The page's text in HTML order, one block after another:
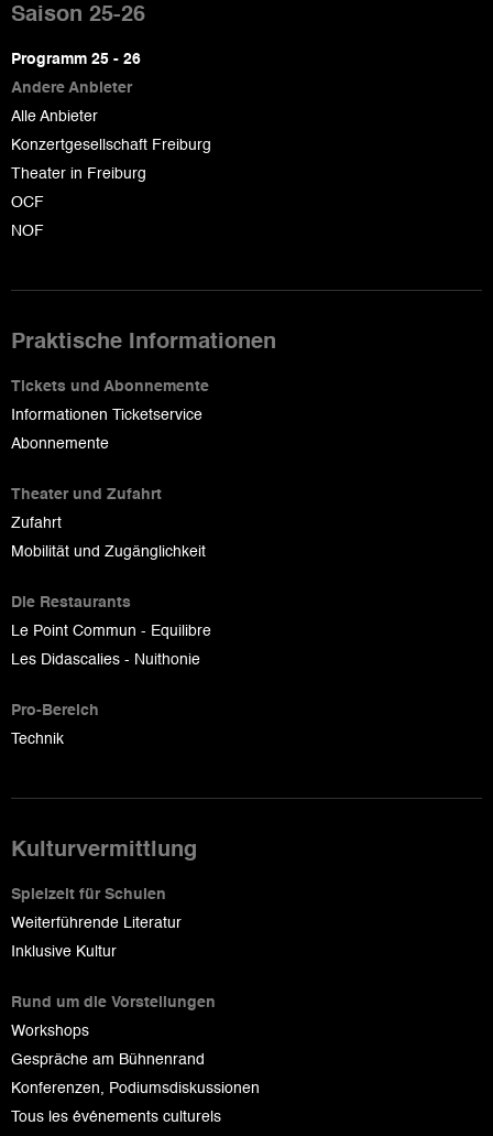
de
page
Saison 25-26
Programm 25 - 26
Andere Anbieter
Alle Anbieter
Konzertgesellschaft Freiburg
Theater in Freiburg
OCF
NOF
Praktische Informationen
Tickets und Abonnemente
Informationen Ticketservice
Abonnemente
Theater und Zufahrt
Zufahrt
Mobilität und Zugänglichkeit
Die Restaurants
Le Point Commun - Equilibre
Les Didascalies - Nuithonie
Pro-Bereich
Technik
Kulturvermittlung
Spielzeit für Schulen
Weiterführende Literatur
Inklusive Kultur
Rund um die Vorstellungen
Workshops
Gespräche am Bühnenrand
Konferenzen, Podiumsdiskussionen
Tous les événements culturels